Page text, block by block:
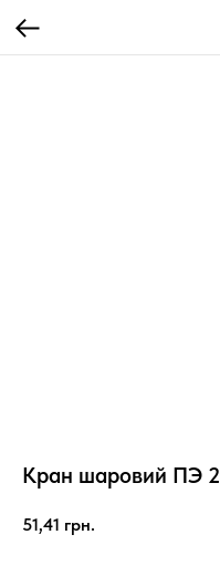
Кран шаровий ПЭ
51,41 грн.